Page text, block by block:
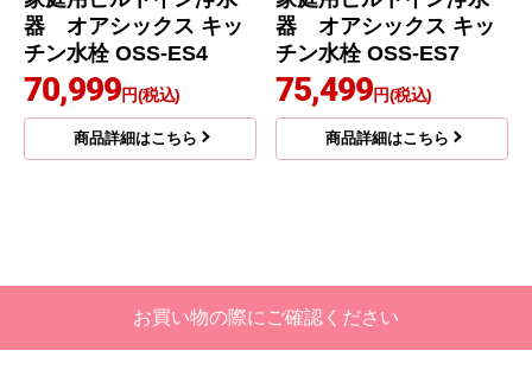
器 オアシックス キッ
チン水栓 OSS-ES4
70,999円(税込)
商品詳細はこちら
器 オアシックス キッ
チン水栓 OSS-ES7
75,499円(税込)
商品詳細はこちら
お買い物の際にご確認ください